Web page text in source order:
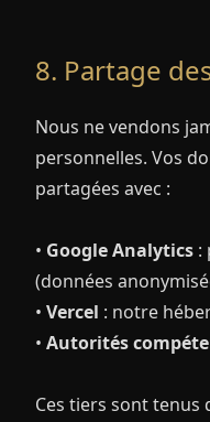
8. Partage
Nous ne vendons
personnelles. Vos
partagées avec :
• Google Analytics :
(données
• Vercel : notre
• Autorités
Ces tiers sont